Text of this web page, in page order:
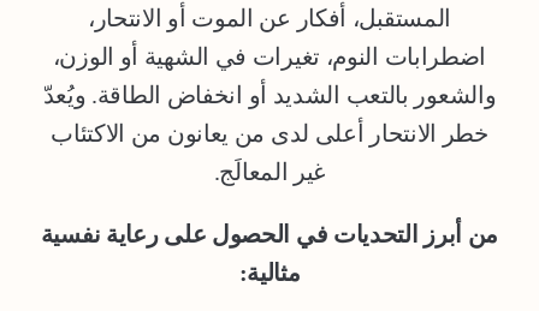
المستقبل، أفكار عن الموت أو الانتحار،
اضطرابات النوم، تغيرات في الشهية أو الوزن،
والشعور بالتعب الشديد أو انخفاض الطاقة. ويُعدّ
خطر الانتحار أعلى لدى من يعانون من الاكتئاب
غير المعالَج.
من أبرز التحديات في الحصول على رعاية نفسية
مثالية: